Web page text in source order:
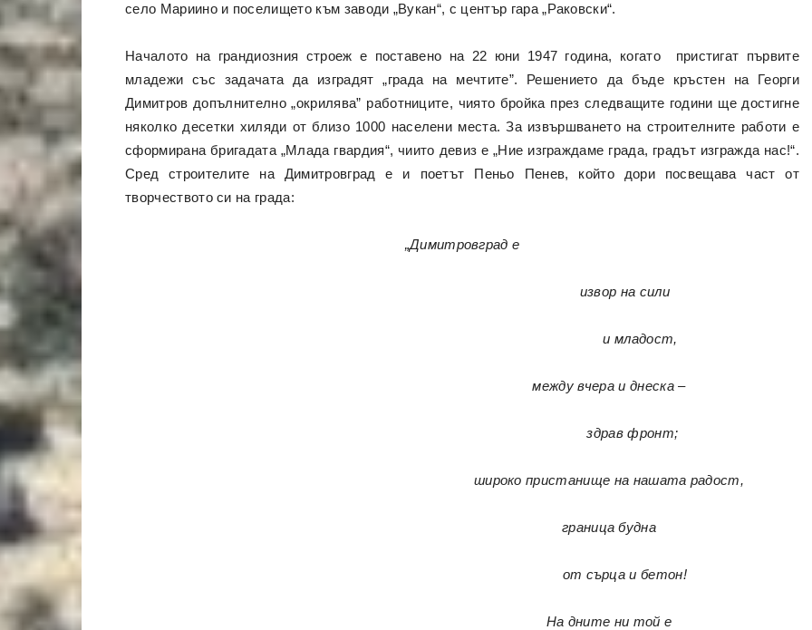
село Мариино и поселището към заводи „Вукан“, с център гара „Раковски“.
Началото на грандиозния строеж е поставено на 22 юни 1947 година, когато пристигат първите
младежи със задачата да изградят „града на мечтите”. Решението да бъде кръстен на Георги
Димитров допълнително „окрилява” работниците, чиято бройка през следващите години ще достигне
няколко десетки хиляди от близо 1000 населени места. За извършването на строителните работи е
сформирана бригадата „Млада гвардия“, чиито девиз е „Ние изграждаме града, градът изгражда нас!“.
Сред строителите на Димитровград е и поетът Пеньо Пенев, който дори посвещава част от
творчеството си на града:
„Димитровград е
извор на сили
и младост,
между вчера и днеска –
здрав фронт;
широко пристанище на нашата радост,
граница будна
от сърца и бетон!
На дните ни той е